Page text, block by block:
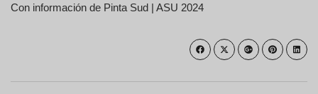
Con información de Pinta Sud | ASU 2024